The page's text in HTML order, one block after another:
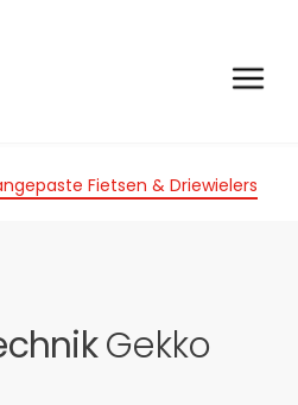
Fietsen & Driewielers
Gekko